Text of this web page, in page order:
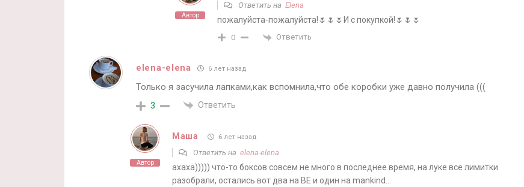
Автор
Ответить на Elena
пожалуйста-пожалуйста!🌷🌷🌷И с покупкой!🌷🌷🌷
0 Ответить
elena-elena 6 лет назад
Только я засучила лапками,как вспомнила,что обе коробки уже давно получила (((
3 Ответить
Автор
Маша 6 лет назад
Ответить на elena-elena
ахаха))))) что-то боксов совсем не много в последнее время, на луке все лимитки
разобрали, остались вот два на BE и один на mankind…